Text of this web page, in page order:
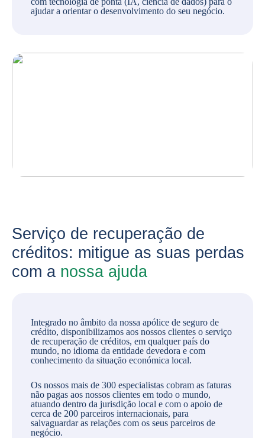
ajudar a orientar o desenvolvimento do seu negócio.
Serviço de recuperação de
créditos: mitigue as suas perdas
com a nossa ajuda
Integrado no âmbito da nossa apólice de seguro de
crédito, disponibilizamos aos nossos clientes o serviço
de recuperação de créditos, em qualquer país do
mundo, no idioma da entidade devedora e com
conhecimento da situação económica local.
Os nossos mais de 300 especialistas cobram as faturas
não pagas aos nossos clientes em todo o mundo,
atuando dentro da jurisdição local e com o apoio de
cerca de 200 parceiros internacionais, para
salvaguardar as relações com os seus parceiros de
negócio.